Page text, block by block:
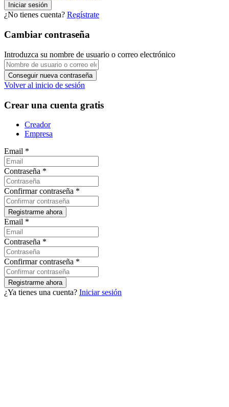
¿No tienes cuenta? Regístrate
Cambiar contraseña
Introduzca su nombre de usuario o correo electrónico
Volver al inicio de sesión
Crear una cuenta gratis
Creador
Empresa
Email *
Contraseña *
Confirmar contraseña *
Email *
Contraseña *
Confirmar contraseña *
¿Ya tienes una cuenta? Iniciar sesión